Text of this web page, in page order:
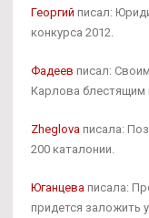
Георгий писал:
конкурса 2012.
Фадеев писал:
Карлова блестящим
Zheglova писала:
200 каталонии.
Юганцева писала:
придется заложить